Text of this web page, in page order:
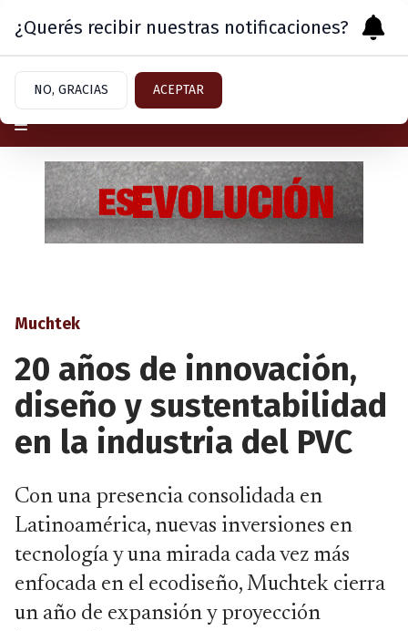
Viernes 7 de Agosto
Muchtek
20 años de innovación,
diseño y sustentabilidad
en la industria del PVC
Con una presencia consolidada en
Latinoamérica, nuevas inversiones en
tecnología y una mirada cada vez más
enfocada en el ecodiseño, Muchtek cierra
un año de expansión y proyección
¿Querés recibir nuestras notificaciones?
NO, GRACIAS ACEPTAR